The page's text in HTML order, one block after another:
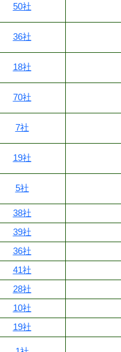
50社
36社
18社
70社
7社
19社
5社
38社
39社
36社
41社
28社
10社
19社